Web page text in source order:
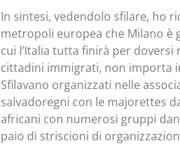
In sintesi, vedendolo sfilare, ho
metropoli europea che Milano è
cui l’Italia tutta finirà per
cittadini immigrati, non importa
Sfilavano organizzati nelle
salvadoregni con le majorettes
africani con numerosi gruppi
paio di striscioni di